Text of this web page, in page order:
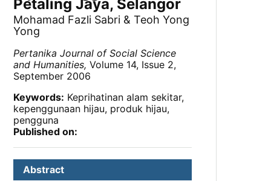
Petaling Jaya, Selangor
Mohamad Fazli Sabri & Teoh Yong
Yong
Pertanika Journal of Social Science
and Humanities, Volume 14, Issue 2,
September 2006
Keywords: Keprihatinan alam sekitar,
kepenggunaan hijau, produk hijau,
pengguna
Published on:
Abstract